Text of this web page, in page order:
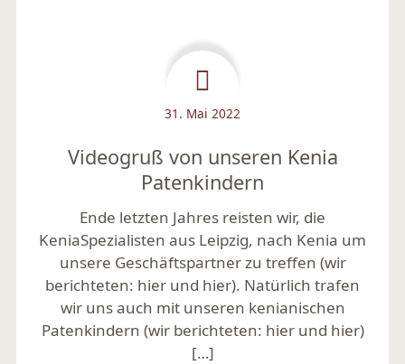
31. Mai 2022
Videogruß von unseren Kenia
Patenkindern
Ende letzten Jahres reisten wir, die
KeniaSpezialisten aus Leipzig, nach Kenia um
unsere Geschäftspartner zu treffen (wir
berichteten: hier und hier). Natürlich trafen
wir uns auch mit unseren kenianischen
Patenkindern (wir berichteten: hier und hier)
[…]